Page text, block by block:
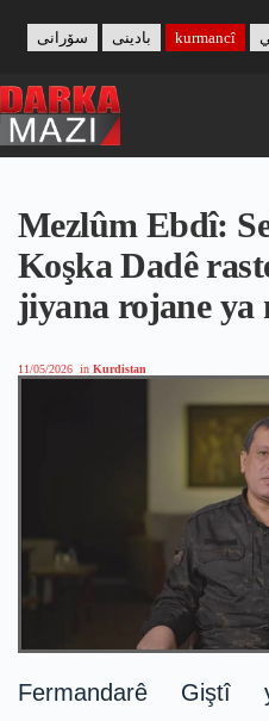
content
بادینی سۆرانی kurmancî
Mezlûm Ebdî:
Koşka Dadê
jiyana rojane ya
11/05/2026 in Kurdistan
Fermandarê Giştî